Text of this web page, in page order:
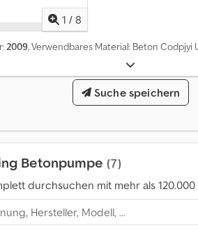
1 / 8
2009, Verwendbares Material: Beton Codpjyi
Suche speichern
Betonpumpe (7)
durchsuchen mit mehr als